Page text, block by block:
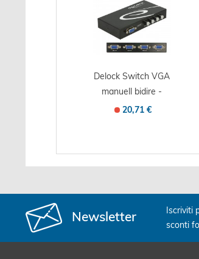
Delock Switch VGA
manuell bidire -
Kvm switch -...
20,71 €
Newsletter
Iscriviti
sconti